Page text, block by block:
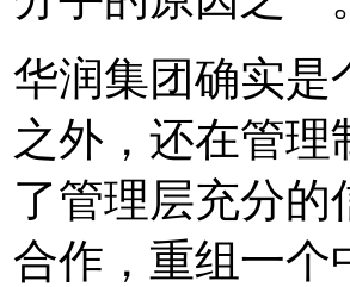
华润集团确实是
之外，还在管
了管理层充分
合作，重组一个